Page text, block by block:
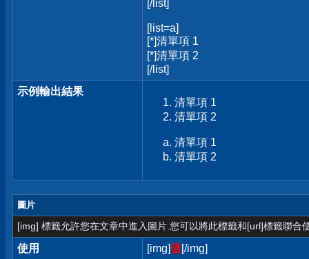
[/list]
[list=a]
[*]清單項 1
[*]清單項 2
[/list]
示例輸出結果
清單項 1
清單項 2
清單項 1
清單項 2
圖片
[img] 標籤允許您在文章中進入圖片.您可以將此標籤和[url]標籤聯合
使用 [img]值[/img]